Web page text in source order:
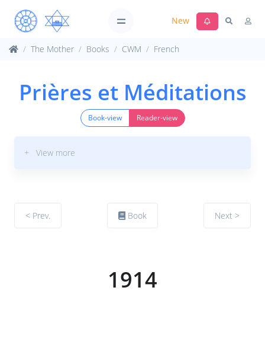
New
The Mother Books CWM French
Prières et Méditations
Book-view Reader-view
+ View more
< Prev. Book Next >
1914